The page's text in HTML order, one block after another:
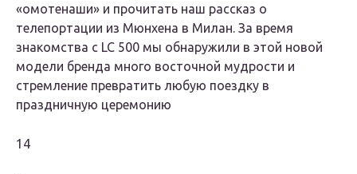
«омотенаши» и прочитать наш рассказ о
телепортации из Мюнхена в Милан. За время
знакомства с LC 500 мы обнаружили в этой новой
модели бренда много восточной мудрости и
стремление превратить любую поездку в
праздничную церемонию
14